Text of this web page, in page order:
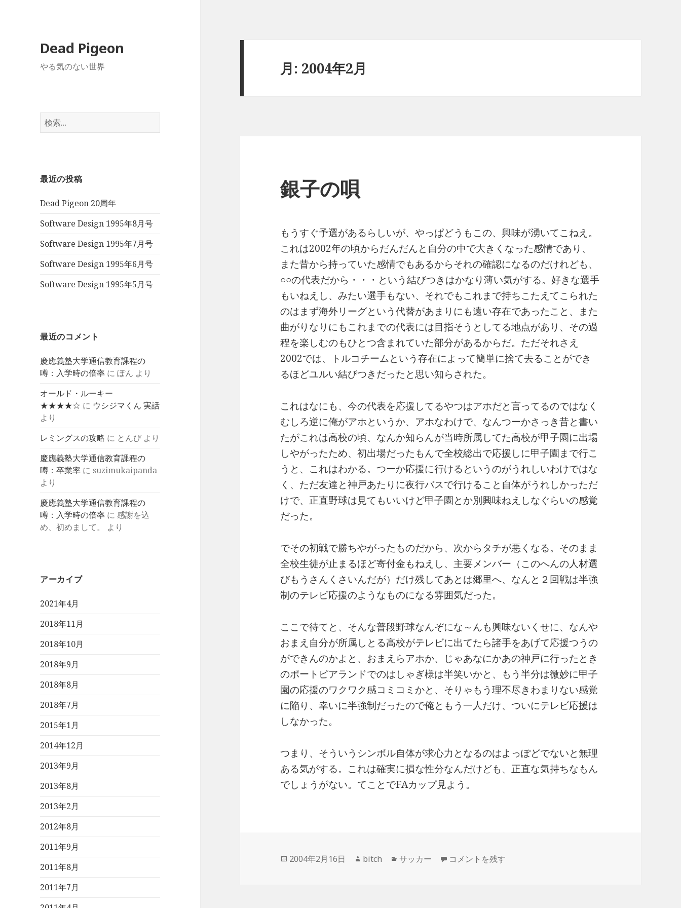
Dead Pigeon
やる気のない世界
検
索:
最近の投稿
Dead Pigeon 20周年
Software Design 1995年8月号
Software Design 1995年7月号
Software Design 1995年6月号
Software Design 1995年5月号
最近のコメント
慶應義塾大学通信教育課程の
噂：入学時の倍率 にぽん より
オールド・ルーキー
★★★★☆ に ウシジマくん 実話
より
レミングスの攻略 に とんび より
慶應義塾大学通信教育課程の
噂：卒業率 に suzimukaipanda
より
慶應義塾大学通信教育課程の
噂：入学時の倍率 に 感謝を込
め、初めまして。
より
アーカイブ
2021年4月
2018年11月
2018年10月
2018年9月
2018年8月
2018年7月
2015年1月
2014年12月
2013年9月
2013年8月
2013年2月
2012年8月
2011年9月
2011年8月
2011年7月
月: 2004年2月
銀子の唄
もうすぐ予選があるらしいが、やっぱどうもこの、興味が湧いてこねえ。
これは2002年の頃からだんだんと自分の中で大きくなった感情であり、
また昔から持っていた感情でもあるからそれの確認になるのだけれども、
○○の代表だから・・・という結びつきはかなり薄い気がする。好きな選手
もいねえし、みたい選手もない、それでもこれまで持ちこたえてこられた
のはまず海外リーグという代替があまりにも遠い存在であったこと、また
曲がりなりにもこれまでの代表には目指そうとしてる地点があり、その過
程を楽しむのもひとつ含まれていた部分があるからだ。ただそれさえ
2002では、トルコチームという存在によって簡単に捨て去ることができ
るほどユルい結びつきだったと思い知らされた。
これはなにも、今の代表を応援してるやつはアホだと言ってるのではなく
むしろ逆に俺がアホというか、アホなわけで、なんつーかさっき昔と書い
たがこれは高校の頃、なんか知らんが当時所属してた高校が甲子園に出場
しやがったため、初出場だったもんで全校総出で応援しに甲子園まで行こ
うと、これはわかる。つーか応援に行けるというのがうれしいわけではな
く、ただ友達と神戸あたりに夜行バスで行けること自体がうれしかっただ
けで、正直野球は見てもいいけど甲子園とか別興味ねえしなぐらいの感覚
だった。
でその初戦で勝ちやがったものだから、次からタチが悪くなる。そのまま
全校生徒が止まるほど寄付金もねえし、主要メンバー（このへんの人材選
びもうさんくさいんだが）だけ残してあとは郷里へ、なんと２回戦は半強
制のテレビ応援のようなものになる雰囲気だった。
ここで待てと、そんな普段野球なんぞにな～んも興味ないくせに、なんや
おまえ自分が所属しとる高校がテレビに出てたら諸手をあげて応援つうの
ができんのかよと、おまえらアホか、じゃあなにかあの神戸に行ったとき
のポートピアランドでのはしゃぎ様は半笑いかと、もう半分は微妙に甲子
園の応援のワクワク感コミコミかと、そりゃもう理不尽きわまりない感覚
に陥り、幸いに半強制だったので俺ともう一人だけ、ついにテレビ応援は
しなかった。
つまり、そういうシンボル自体が求心力となるのはよっぽどでないと無理
ある気がする。これは確実に損な性分なんだけども、正直な気持ちなもん
でしょうがない。てことでFAカップ見よう。
投
2004年2月16日
作
bitch
カ
サッカー 銀子の唄 に
コメントを残す